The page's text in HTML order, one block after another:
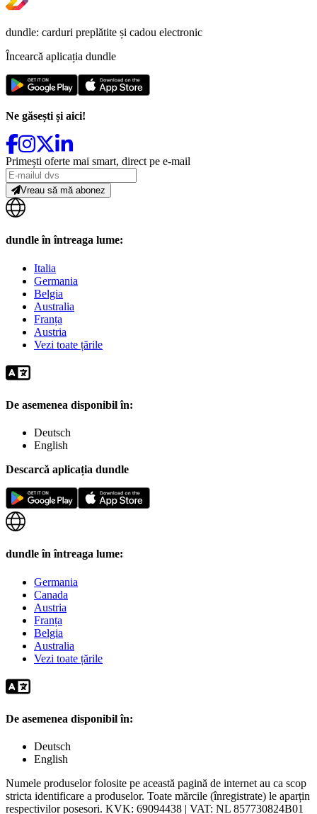
dundle: carduri preplătite și cadou electronic
Încearcă aplicația dundle
Ne găsești și aici!
Primești oferte mai smart, direct pe e-mail
Vreau să mă abonez
dundle în întreaga lume:
Italia
Germania
Belgia
Australia
Franța
Austria
Vezi toate țările
De asemenea disponibil în:
Deutsch
English
Descarcă aplicația dundle
dundle în întreaga lume:
Germania
Canada
Austria
Franța
Belgia
Australia
Vezi toate țările
De asemenea disponibil în:
Deutsch
English
Numele produselor folosite pe această pagină de internet au ca scop
stricta identificare a produselor. Toate mărcile (înregistrate) le aparțin
respectivilor posesori. KVK: 69094438 | VAT: NL 857730824B01